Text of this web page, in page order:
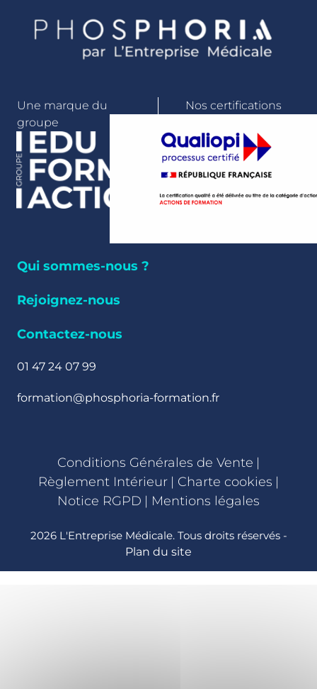
Une marque du
groupe
Nos certifications
Qui sommes-nous ?
Rejoignez-nous
Contactez-nous
01 47 24 07 99
formation@phosphoria-formation.fr
Conditions Générales de Vente |
Règlement Intérieur | Charte cookies |
Notice RGPD | Mentions légales
2026 L'Entreprise Médicale. Tous droits réservés -
Plan du site